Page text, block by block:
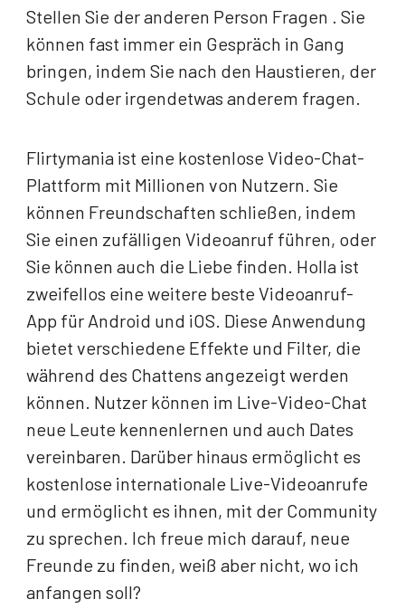
Stellen Sie der anderen Person Fragen . Sie
können fast immer ein Gespräch in Gang
bringen, indem Sie nach den Haustieren, der
Schule oder irgendetwas anderem fragen.
Flirtymania ist eine kostenlose Video-Chat-
Plattform mit Millionen von Nutzern. Sie
können Freundschaften schließen, indem
Sie einen zufälligen Videoanruf führen, oder
Sie können auch die Liebe finden. Holla ist
zweifellos eine weitere beste Videoanruf-
App für Android und iOS. Diese Anwendung
bietet verschiedene Effekte und Filter, die
während des Chattens angezeigt werden
können. Nutzer können im Live-Video-Chat
neue Leute kennenlernen und auch Dates
vereinbaren. Darüber hinaus ermöglicht es
kostenlose internationale Live-Videoanrufe
und ermöglicht es ihnen, mit der Community
zu sprechen. Ich freue mich darauf, neue
Freunde zu finden, weiß aber nicht, wo ich
anfangen soll?